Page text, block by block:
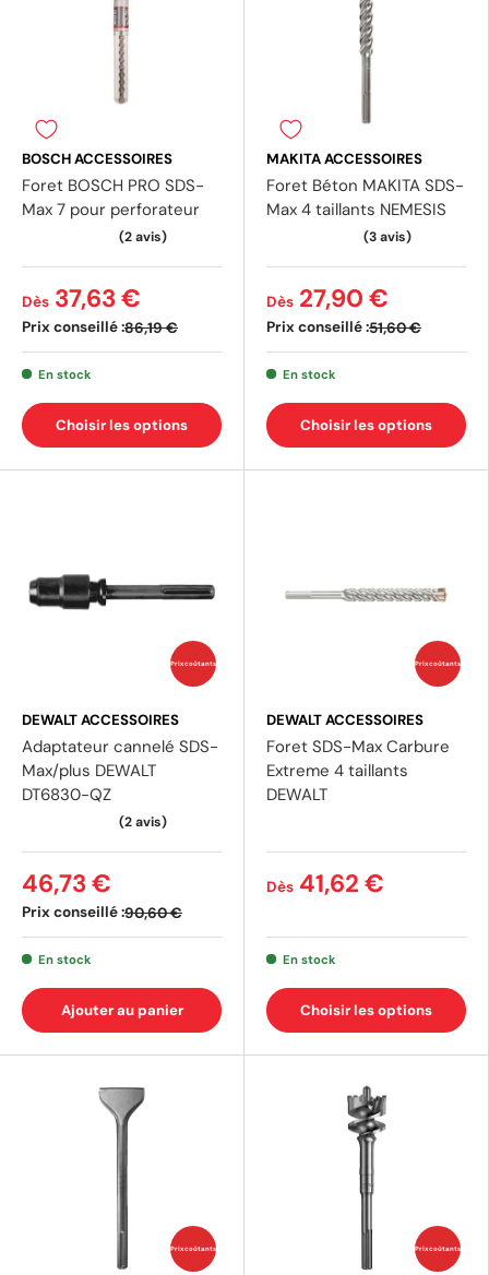
BOSCH ACCESSOIRES
Foret BOSCH PRO SDS-
Max 7 pour perforateur
Prix conseillé :86,19 €
Dès 37,63 €
En stock
Choisir les options
MAKITA ACCESSOIRES
Foret Béton MAKITA SDS-
Max 4 taillants NEMESIS
Prix conseillé :51,60 €
Dès 27,90 €
En stock
Choisir les options
Prix coûtants
DEWALT ACCESSOIRES
Adaptateur cannelé SDS-
Max/plus DEWALT
DT6830-QZ
Prix conseillé :90,60 €
46,73 €
En stock
Ajouter au panier
Prix coûtants
DEWALT ACCESSOIRES
Foret SDS-Max Carbure
Extreme 4 taillants
DEWALT
Dès 41,62 €
En stock
Choisir les options
Prix coûtants Prix coûtants